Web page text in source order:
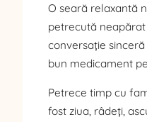
O seară relaxantă
petrecută neapărat
conversație
bun medicament
Petrece timp cu
fost ziua, râdeți,